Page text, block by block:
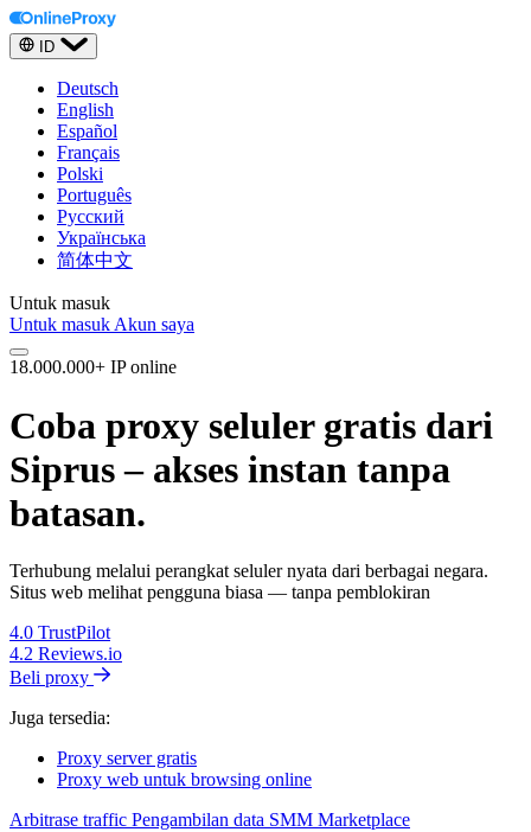
ID
Deutsch
English
Español
Français
Polski
Português
Русский
Українська
简体中文
Untuk masuk
Untuk masuk Akun saya
18.000.000+ IP online
Coba proxy seluler gratis dari
Siprus – akses instan tanpa
batasan.
Terhubung melalui perangkat seluler nyata dari berbagai negara.
Situs web melihat pengguna biasa — tanpa pemblokiran
4.0 TrustPilot
4.2 Reviews.io
Beli proxy
Juga tersedia:
Proxy server gratis
Proxy web untuk browsing online
Arbitrase traffic Pengambilan data SMM Marketplace